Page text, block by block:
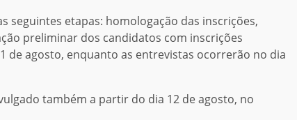
seguintes etapas: homologação das inscrições,
preliminar dos candidatos com inscrições
de agosto, enquanto as entrevistas ocorrerão no dia
também a partir do dia 12 de agosto, no